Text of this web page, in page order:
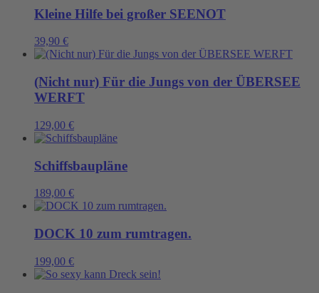
Kleine Hilfe bei großer SEENOT
39,90 €
(Nicht nur) Für die Jungs von der ÜBERSEE
WERFT
129,00 €
Schiffsbaupläne
189,00 €
DOCK 10 zum rumtragen.
199,00 €